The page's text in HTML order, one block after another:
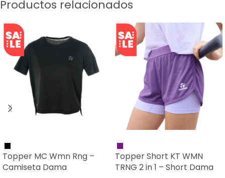
Productos relacionados
Topper MC Wmn Rng –
Camiseta Dama
Topper Short KT WMN
TRNG 2 in 1 – Short Dama